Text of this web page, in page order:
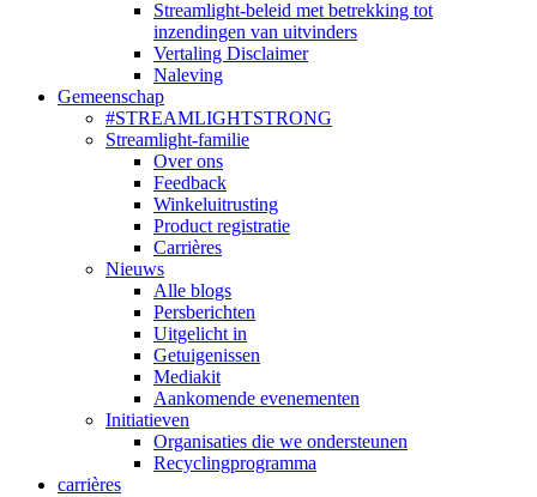
Streamlight-beleid met betrekking tot
inzendingen van uitvinders
Vertaling Disclaimer
Naleving
Gemeenschap
#STREAMLIGHTSTRONG
Streamlight-familie
Over ons
Feedback
Winkeluitrusting
Product registratie
Carrières
Nieuws
Alle blogs
Persberichten
Uitgelicht in
Getuigenissen
Mediakit
Aankomende evenementen
Initiatieven
Organisaties die we ondersteunen
Recyclingprogramma
carrières